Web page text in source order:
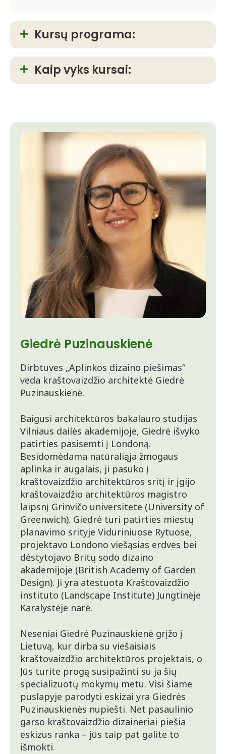
Kursų programa:
Kaip vyks kursai:
Giedrė Puzinauskienė
Dirbtuves „Aplinkos dizaino piešimas“
veda kraštovaizdžio architektė Giedrė
Puzinauskienė.
Baigusi architektūros bakalauro studijas
Vilniaus dailės akademijoje, Giedrė išvyko
patirties pasisemti į Londoną.
Besidomėdama natūraliąja žmogaus
aplinka ir augalais, ji pasuko į
kraštovaizdžio architektūros sritį ir įgijo
kraštovaizdžio architektūros magistro
laipsnį Grinvičo universitete (University of
Greenwich). Giedrė turi patirties miestų
planavimo srityje Viduriniuose Rytuose,
projektavo Londono viešąsias erdves bei
dėstytojavo Britų sodo dizaino
akademijoje (British Academy of Garden
Design). Ji yra atestuota Kraštovaizdžio
instituto (Landscape Institute) Jungtinėje
Karalystėje narė.
Neseniai Giedrė Puzinauskienė grįžo į
Lietuvą, kur dirba su viešaisiais
kraštovaizdžio architektūros projektais, o
Jūs turite progą susipažinti su ja šių
specializuotų mokymų metu. Visi šiame
puslapyje parodyti eskizai yra Giedrės
Puzinauskienės nupiešti. Net pasaulinio
garso kraštovaizdžio dizaineriai piešia
eskizus ranka – jūs taip pat galite to
išmokti.